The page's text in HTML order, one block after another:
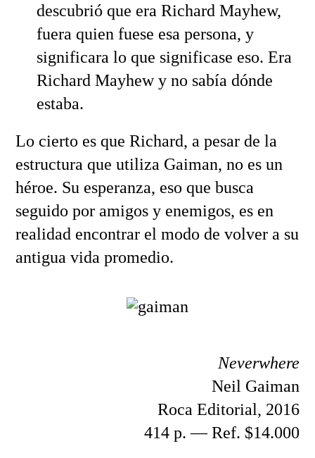
descubrió que era Richard Mayhew,
fuera quien fuese esa persona, y
significara lo que significase eso. Era
Richard Mayhew y no sabía dónde
estaba.
Lo cierto es que Richard, a pesar de la
estructura que utiliza Gaiman, no es un
héroe. Su esperanza, eso que busca
seguido por amigos y enemigos, es en
realidad encontrar el modo de volver a su
antigua vida promedio.
Neverwhere
Neil Gaiman
Roca Editorial, 2016
414 p. — Ref. $14.000